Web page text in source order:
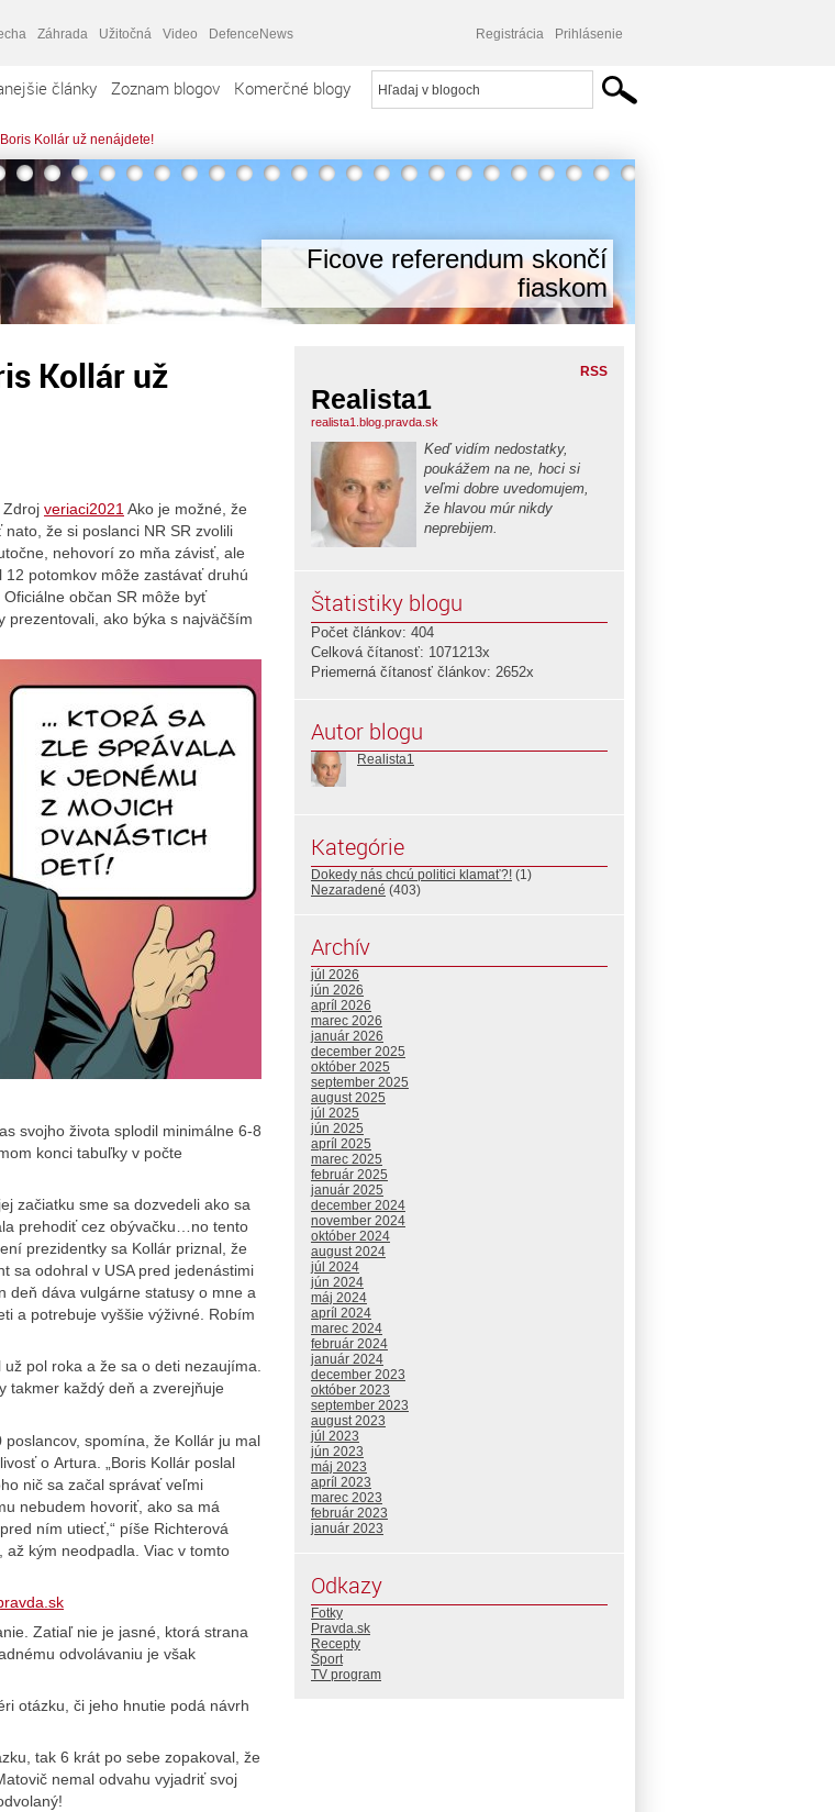
Záhrada Užitočná Video DefenceNews Registrácia Prihlásenie
články Zoznam blogov Komerčné blogy
Kollár už nenájdete!
Ficove referendum skončí
fiaskom
Kollár už
Zdroj veriaci2021 Ako je možné, že
že si poslanci NR SR zvolili
nehovorí zo mňa závisť, ale
potomkov môže zastávať druhú
občan SR môže byť
prezentovali, ako býka s najväčším
svojho života splodil minimálne 6-8
konci tabuľky v počte
začiatku sme sa dozvedeli ako sa
prehodiť cez obývačku…no tento
prezidentky sa Kollár priznal, že
sa odohral v USA pred jedenástimi
deň dáva vulgárne statusy o mne a
a potrebuje vyššie výživné. Robím
pol roka a že sa o deti nezaujíma.
takmer každý deň a zverejňuje
poslancov, spomína, že Kollár ju mal
o Artura. „Boris Kollár poslal
nič sa začal správať veľmi
nebudem hovoriť, ako sa má
ním utiecť,“ píše Richterová
až kým neodpadla. Viac v tomto
Zatiaľ nie je jasné, ktorá strana
odvolávaniu je však
otázku, či jeho hnutie podá návrh
tak 6 krát po sebe zopakoval, že
nemal odvahu vyjadriť svoj
RSS
Realista1
realista1.blog.pravda.sk
Keď vidím nedostatky,
poukážem na ne, hoci si
veľmi dobre uvedomujem,
že hlavou múr nikdy
neprebijem.
Štatistiky blogu
Počet článkov: 404
Celková čítanosť: 1071213x
Priemerná čítanosť článkov: 2652x
Autor blogu
Realista1
Kategórie
Dokedy nás chcú politici klamať?! (1)
Nezaradené (403)
Archív
júl 2026
jún 2026
apríl 2026
marec 2026
január 2026
december 2025
október 2025
september 2025
august 2025
júl 2025
jún 2025
apríl 2025
marec 2025
február 2025
január 2025
december 2024
november 2024
október 2024
august 2024
júl 2024
jún 2024
máj 2024
apríl 2024
marec 2024
február 2024
január 2024
december 2023
október 2023
september 2023
august 2023
júl 2023
jún 2023
máj 2023
apríl 2023
marec 2023
február 2023
január 2023
Odkazy
Fotky
Pravda.sk
Recepty
Šport
TV program